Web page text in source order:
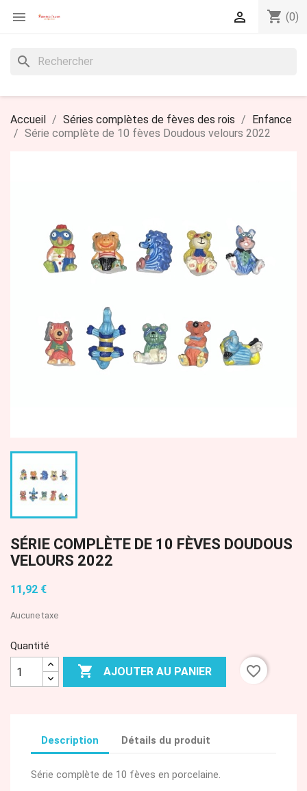
 shopping_cart (0)

search
Accueil Séries complètes de fèves des rois
Enfance
Série complète de 10 fèves Doudous velours 2022
SÉRIE COMPLÈTE DE 10 FÈVES DOUDOUS
VELOURS 2022
11,92 €
Aucune taxe
Quantité
 AJOUTER AU PANIER favorite_border
Description Détails du produit
Série complète de 10 fèves en porcelaine.